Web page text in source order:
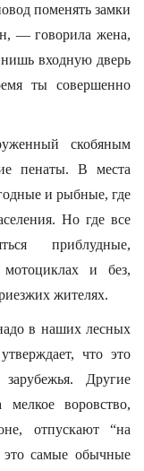
поменять замки
— говорила жена,
входную дверь
ты совершенно
скобяным
пенаты. В места
и рыбные, где
Но где все
приблудные,
мотоциклах и без,
жителях.
в наших лесных
что это
Другие
воровство,
отпускают “на
это самые обычные